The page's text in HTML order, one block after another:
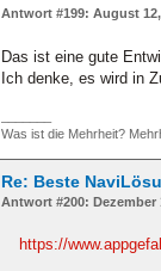
Antwort #199: August 12,
Das ist eine gute
Ich denke, es wird in
Was ist die Mehrheit?
Re: Beste
Antwort #200: Dezember
https://